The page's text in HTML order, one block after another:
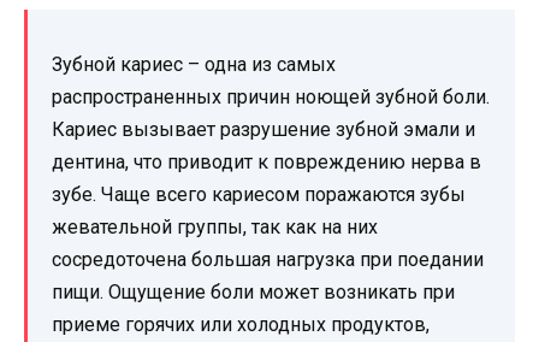
Зубной кариес – одна из самых
распространенных причин ноющей зубной боли.
Кариес вызывает разрушение зубной эмали и
дентина, что приводит к повреждению нерва в
зубе. Чаще всего кариесом поражаются зубы
жевательной группы, так как на них
сосредоточена большая нагрузка при поедании
пищи. Ощущение боли может возникать при
приеме горячих или холодных продуктов,